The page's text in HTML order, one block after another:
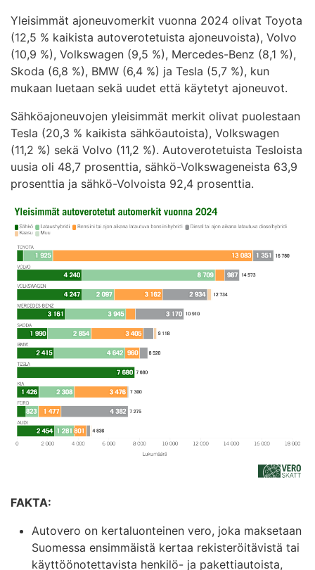
Yleisimmät ajoneuvomerkit vuonna 2024 olivat Toyota
(12,5 % kaikista autoverotetuista ajoneuvoista), Volvo
(10,9 %), Volkswagen (9,5 %), Mercedes-Benz (8,1 %),
Skoda (6,8 %), BMW (6,4 %) ja Tesla (5,7 %), kun
mukaan luetaan sekä uudet että käytetyt ajoneuvot.
Sähköajoneuvojen yleisimmät merkit olivat puolestaan
Tesla (20,3 % kaikista sähköautoista), Volkswagen
(11,2 %) sekä Volvo (11,2 %). Autoverotetuista Tesloista
uusia oli 48,7 prosenttia, sähkö-Volkswageneista 63,9
prosenttia ja sähkö-Volvoista 92,4 prosenttia.
FAKTA:
Autovero on kertaluonteinen vero, joka maksetaan
Suomessa ensimmäistä kertaa rekisteröitävistä tai
käyttöönotettavista henkilö- ja pakettiautoista,